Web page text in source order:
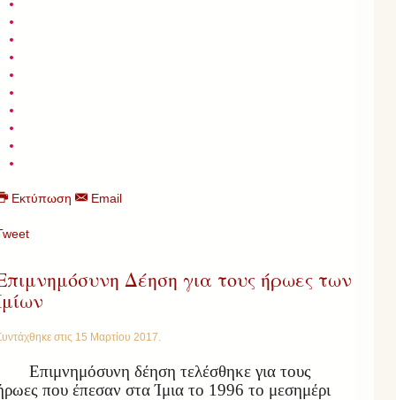
Εκτύπωση Email
Δέηση για τους ήρωες των
στις 15 Μαρτίου 2017.
Επιμνημόσυνη δέηση τελέσθηκε για τους
που έπεσαν στα Ίμια το 1996 το μεσημέρι